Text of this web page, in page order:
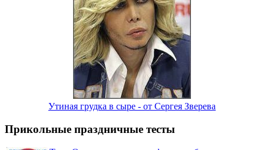
Утиная грудка в сыре - от Сергея Зверева
Прикольные праздничные тесты